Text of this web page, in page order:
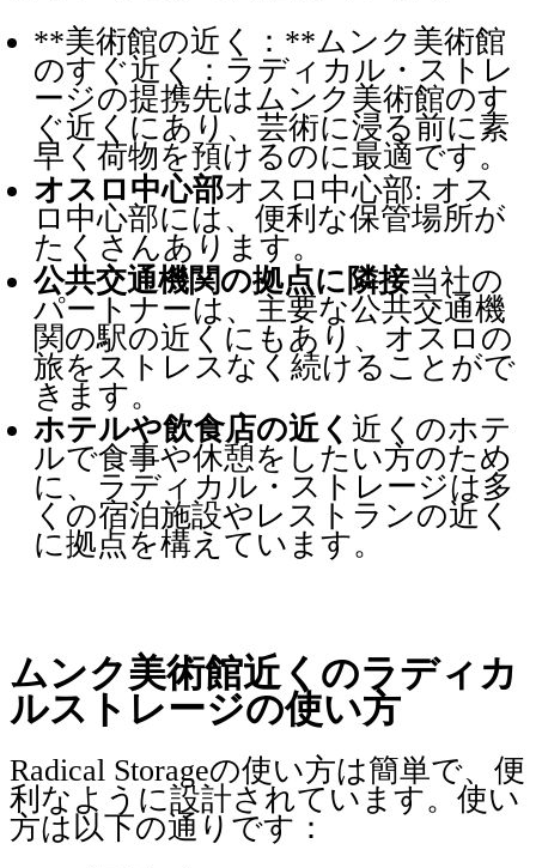
**美術館の近く：**ムンク美術館
のすぐ近く：ラディカル・ストレ
ージの提携先はムンク美術館のす
ぐ近くにあり、芸術に浸る前に素
早く荷物を預けるのに最適です。
オスロ中心部オスロ中心部: オス
ロ中心部には、便利な保管場所が
たくさんあります。
公共交通機関の拠点に隣接当社の
パートナーは、主要な公共交通機
関の駅の近くにもあり、オスロの
旅をストレスなく続けることがで
きます。
ホテルや飲食店の近く 近くのホテ
ルで食事や休憩をしたい方のため
に、ラディカル・ストレージは多
くの宿泊施設やレストランの近く
に拠点を構えています。
ムンク美術館近くのラディカ
ルストレージの使い方
Radical Storageの使い方は簡単で、便
利なように設計されています。使い
方は以下の通りです：